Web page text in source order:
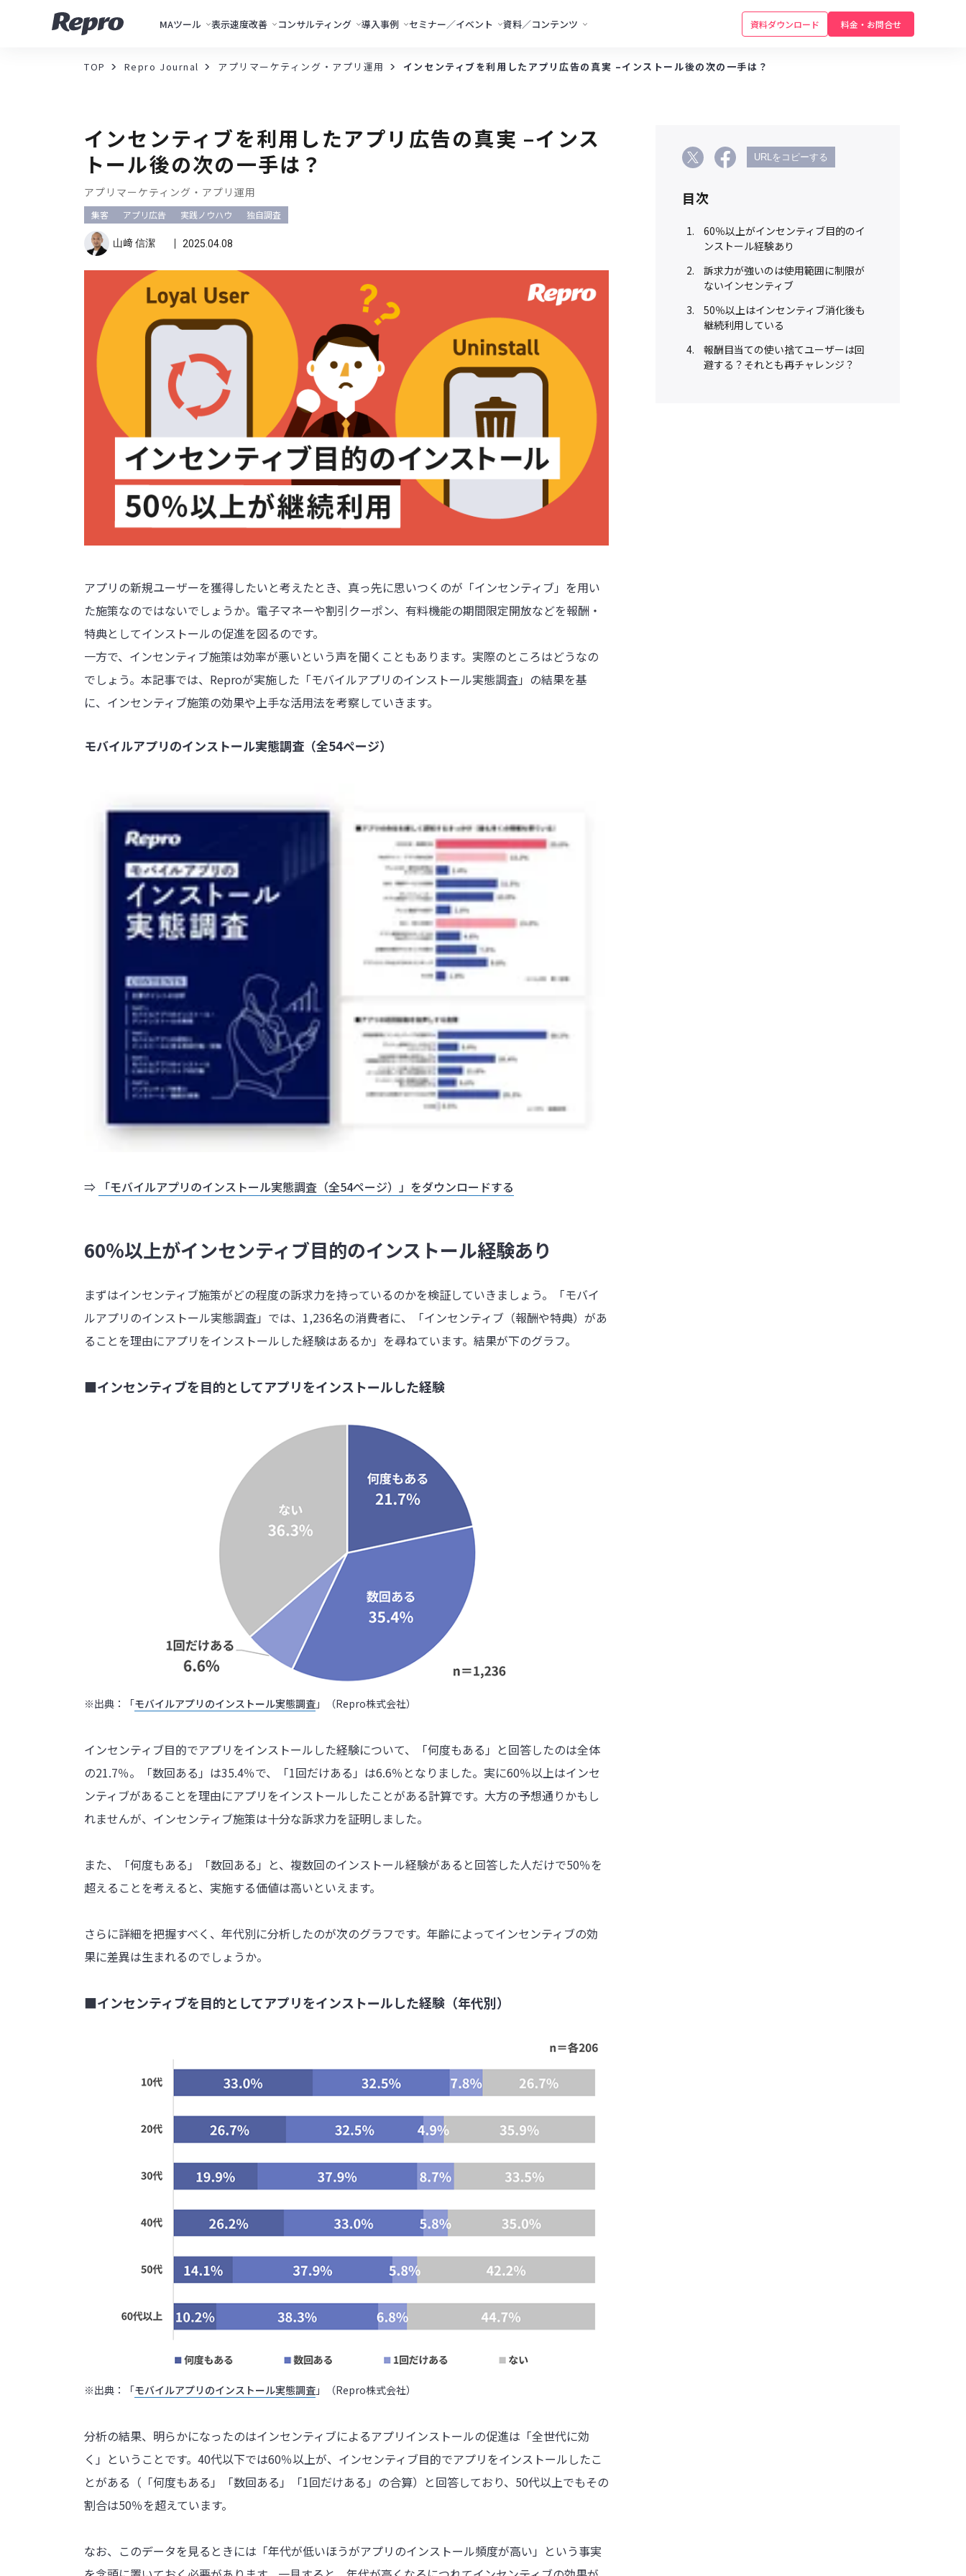
MAツール 表示速度改善 コンサルティング 導入事例 セミナー／イベント 資料／コンテンツ 資料ダウンロード 料金・お問合せ
TOP Repro Journal アプリマーケティング・アプリ運用 インセンティブを利用したアプリ広告の真実 –インストール後の次の一手は？
インセンティブを利用したアプリ広告の真実 –インス
トール後の次の一手は？
アプリマーケティング・アプリ運用
集客 アプリ広告 実践ノウハウ 独自調査
山﨑 信潔 2025.04.08
アプリの新規ユーザーを獲得したいと考えたとき、真っ先に思いつくのが「インセンティブ」を用い
た施策なのではないでしょうか。電子マネーや割引クーポン、有料機能の期間限定開放などを報酬・
特典としてインストールの促進を図るのです。
一方で、インセンティブ施策は効率が悪いという声を聞くこともあります。実際のところはどうなの
でしょう。本記事では、Reproが実施した「モバイルアプリのインストール実態調査」の結果を基
に、インセンティブ施策の効果や上手な活用法を考察していきます。
モバイルアプリのインストール実態調査（全54ページ）
⇒ 「モバイルアプリのインストール実態調査（全54ページ）」をダウンロードする
60％以上がインセンティブ目的のインストール経験あり
まずはインセンティブ施策がどの程度の訴求力を持っているのかを検証していきましょう。「モバイ
ルアプリのインストール実態調査」では、1,236名の消費者に、「インセンティブ（報酬や特典）があ
ることを理由にアプリをインストールした経験はあるか」を尋ねています。結果が下のグラフ。
■インセンティブを目的としてアプリをインストールした経験
※出典：「モバイルアプリのインストール実態調査 」（Repro株式会社）
インセンティブ目的でアプリをインストールした経験について、「何度もある」と回答したのは全体
の21.7％。「数回ある」は35.4％で、「1回だけある」は6.6％となりました。実に60％以上はインセ
ンティブがあることを理由にアプリをインストールしたことがある計算です。大方の予想通りかもし
れませんが、インセンティブ施策は十分な訴求力を証明しました。
また、「何度もある」「数回ある」と、複数回のインストール経験があると回答した人だけで50％を
超えることを考えると、実施する価値は高いといえます。
さらに詳細を把握すべく、年代別に分析したのが次のグラフです。年齢によってインセンティブの効
果に差異は生まれるのでしょうか。
■インセンティブを目的としてアプリをインストールした経験（年代別）
※出典：「モバイルアプリのインストール実態調査 」（Repro株式会社）
分析の結果、明らかになったのはインセンティブによるアプリインストールの促進は「全世代に効
く」ということです。40代以下では60％以上が、インセンティブ目的でアプリをインストールしたこ
とがある（「何度もある」「数回ある」「1回だけある」の合算）と回答しており、50代以上でもその
割合は50％を超えています。
なお、このデータを見るときには「年代が低いほうがアプリのインストール頻度が高い」という事実
URLをコピーする
目次
60％以上がインセンティブ目的のイ
ンストール経験あり
訴求力が強いのは使用範囲に制限が
ないインセンティブ
50％以上はインセンティブ消化後も
継続利用している
報酬目当ての使い捨てユーザーは回
避する？それとも再チャレンジ？